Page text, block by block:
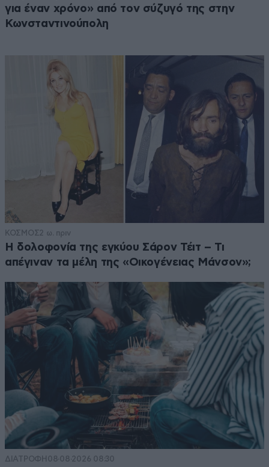
για έναν χρόνο» από τον σύζυγό της στην
Κωνσταντινούπολη
ΚΟΣΜΟΣ2 ω. πριν
Η δολοφονία της εγκύου Σάρον Τέιτ – Τι
απέγιναν τα μέλη της «Οικογένειας Μάνσον»;
ΔΙΑΤΡΟΦΗ 08·08·2026 08:30